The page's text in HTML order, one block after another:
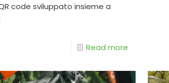
code sviluppato insieme a
Read more